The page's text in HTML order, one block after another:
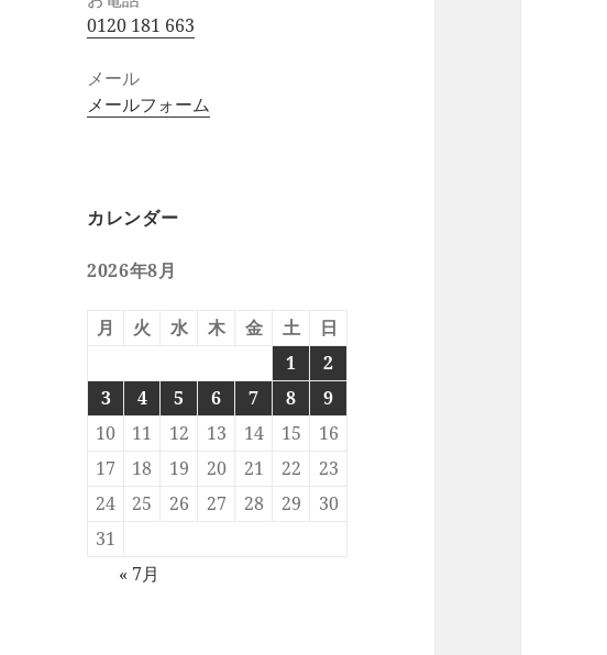
0120 181 663
メール
メールフォーム
カレンダー
2026年8月
月 火 水 木 金 土
日
1
2
3
4 5 6 7 8
9
10
11 12 13 14 15
16
17
18 19 20 21 22
23
24
25 26 27 28 29
30
31
« 7月